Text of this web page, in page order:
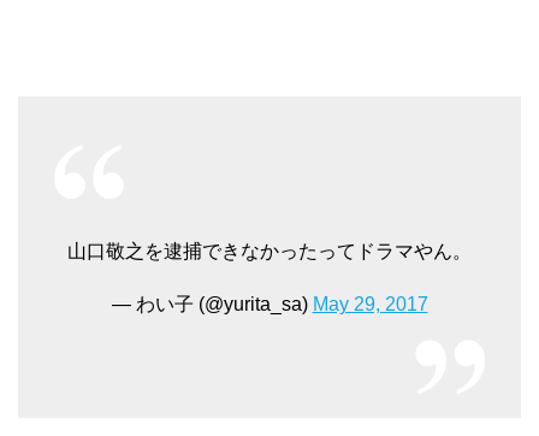
山口敬之を逮捕できなかったってドラマやん。
— わい子 (@yurita_sa) May 29, 2017